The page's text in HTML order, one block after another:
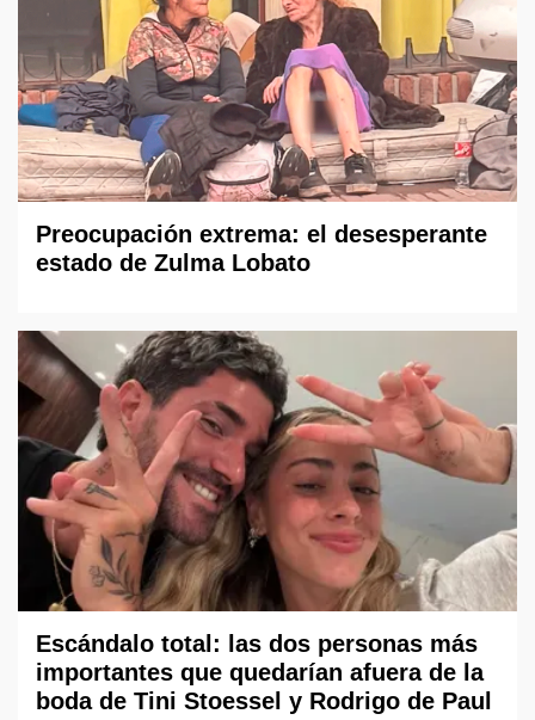
Preocupación extrema: el desesperante
estado de Zulma Lobato
Escándalo total: las dos personas más
importantes que quedarían afuera de la
boda de Tini Stoessel y Rodrigo de Paul